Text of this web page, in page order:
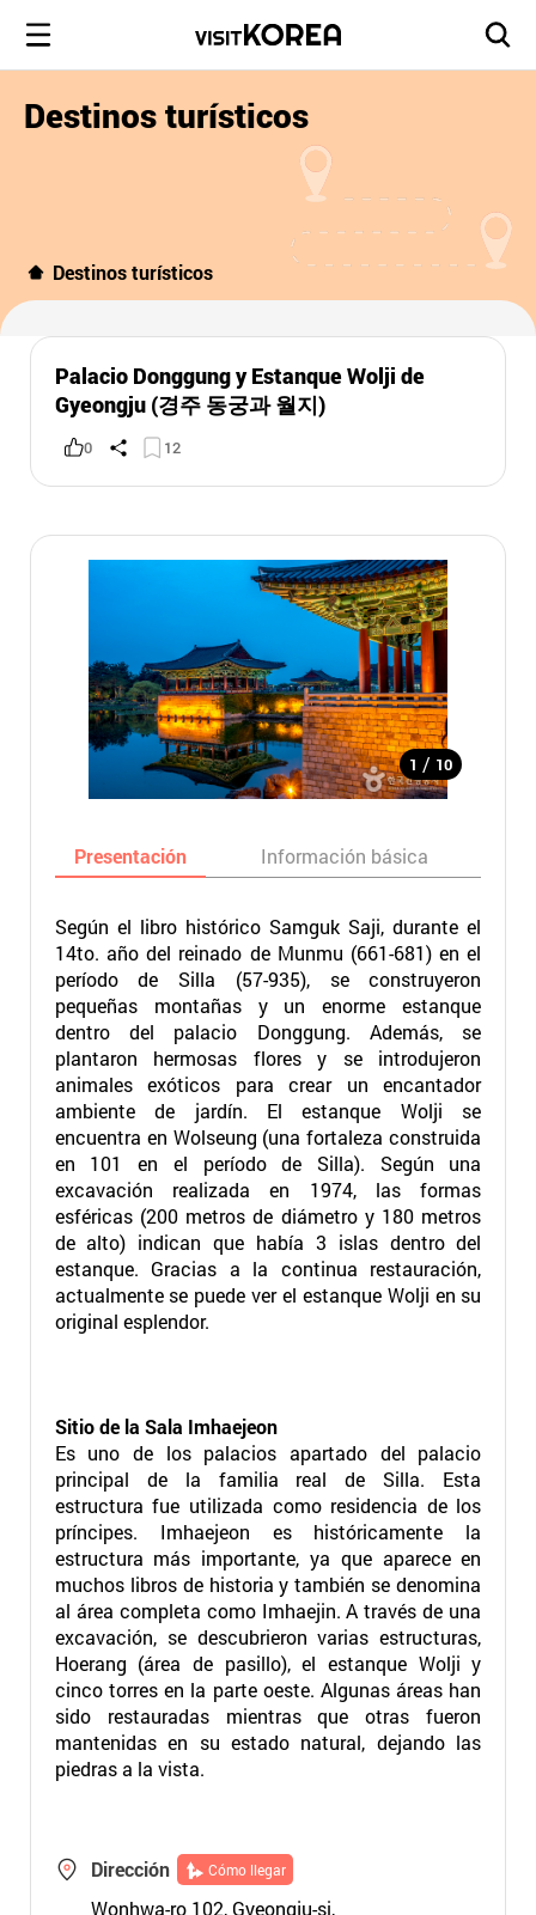
Destinos turísticos
Destinos turísticos
Palacio Donggung y Estanque Wolji de
Gyeongju (경주 동궁과 월지)
0 12
1 / 10
Presentación Información básica
Según el libro histórico Samguk Saji, durante el
14to. año del reinado de Munmu (661-681) en el
período de Silla (57-935), se construyeron
pequeñas montañas y un enorme estanque
dentro del palacio Donggung. Además, se
plantaron hermosas flores y se introdujeron
animales exóticos para crear un encantador
ambiente de jardín. El estanque Wolji se
encuentra en Wolseung (una fortaleza construida
en 101 en el período de Silla). Según una
excavación realizada en 1974, las formas
esféricas (200 metros de diámetro y 180 metros
de alto) indican que había 3 islas dentro del
estanque. Gracias a la continua restauración,
actualmente se puede ver el estanque Wolji en su
original esplendor.
Sitio de la Sala Imhaejeon
Es uno de los palacios apartado del palacio
principal de la familia real de Silla. Esta
estructura fue utilizada como residencia de los
príncipes. Imhaejeon es históricamente la
estructura más importante, ya que aparece en
muchos libros de historia y también se denomina
al área completa como Imhaejin. A través de una
excavación, se descubrieron varias estructuras,
Hoerang (área de pasillo), el estanque Wolji y
cinco torres en la parte oeste. Algunas áreas han
sido restauradas mientras que otras fueron
mantenidas en su estado natural, dejando las
piedras a la vista.
Dirección Cómo llegar
Wonhwa-ro 102, Gyeongju-si,